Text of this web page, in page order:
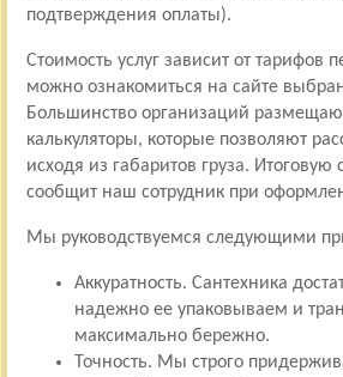
подтверждения оплаты).
Стоимость услуг зависит от тарифов
можно ознакомиться на сайте
Большинство организаций
калькуляторы, которые позволяют
исходя из габаритов груза. Итоговую
сообщит наш сотрудник при
Мы руководствуемся следующими
Аккуратность. Сантехника
надежно ее упаковываем и
максимально бережно.
Точность. Мы строго